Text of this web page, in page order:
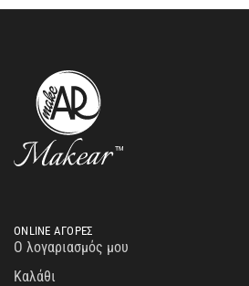
ONLINE ΑΓΟΡΕΣ
Ο λογαριασμός μου
Καλάθι